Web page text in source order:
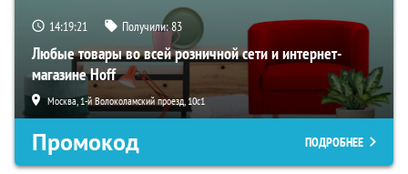
14:19:19 Получили:83
Любые товары во всей розничной сети и интернет-
магазине Hoff
Москва, 1-й Волоколамский проезд, 10с1
Промокод ПОДРОБНЕЕ